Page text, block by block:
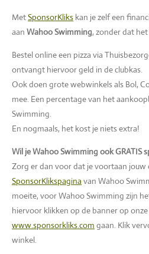
MetSponsorKliks kan je zelf een
aan Wahoo Swimming, zonder dat
Bestel online een pizza via
ontvangt hiervoor geld in de clubkas.
Ook doen grote webwinkels als Bol,
mee. Een percentage van het
Swimming.
En nogmaals, het kost je niets extra!
Wil je Wahoo Swimming ook GRATIS
Zorg er dan voor dat je voortaan
SponsorKlikspagina van Wahoo
moeite, voor Wahoo Swimming zijn
hiervoor klikken op de banner op
www.sponsorkliks.com gaan. Klik
winkel.